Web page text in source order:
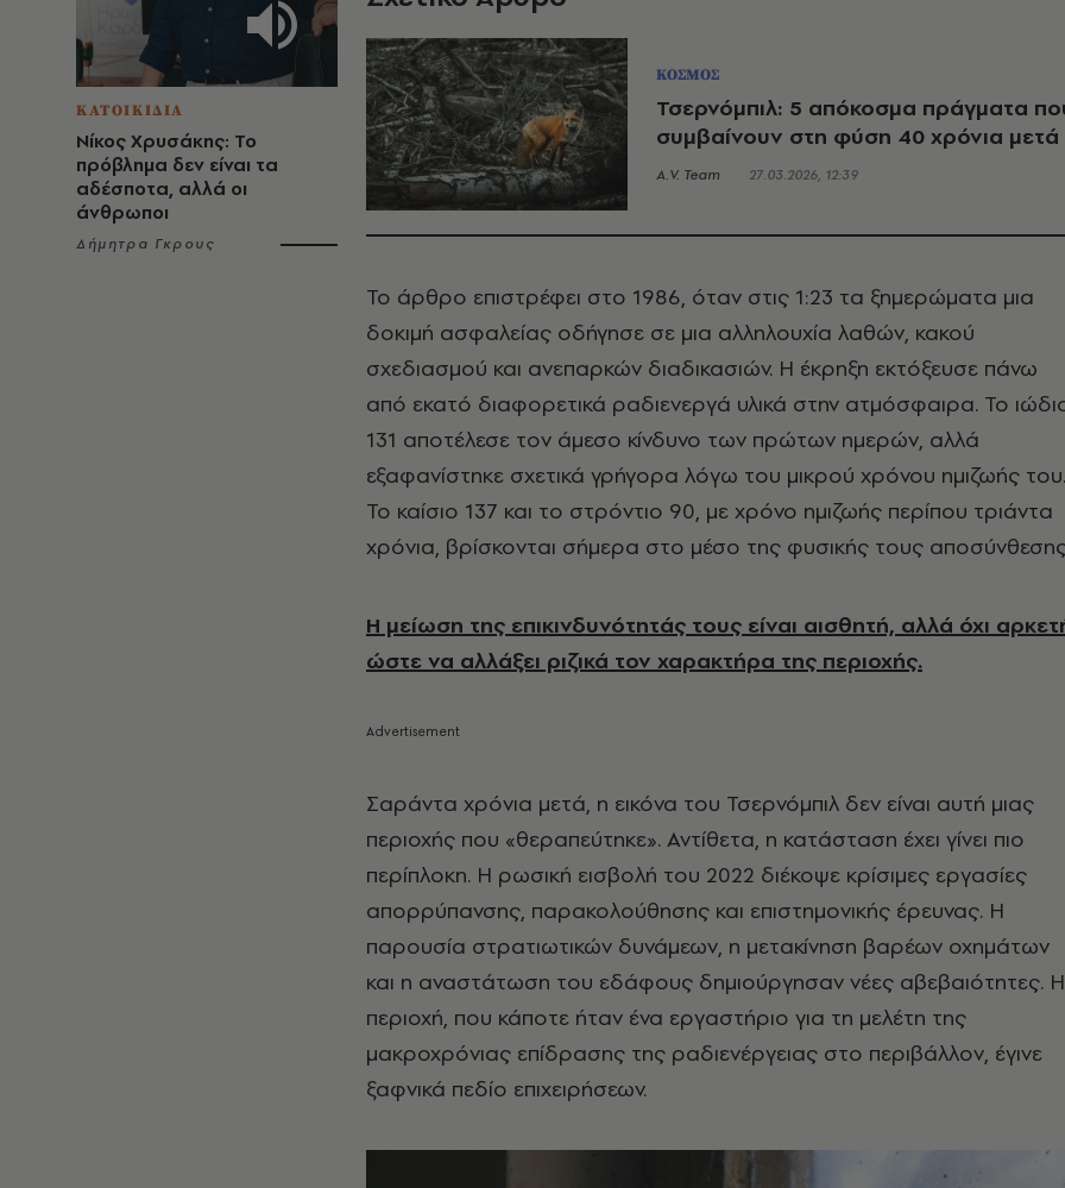
ΚΑΤΟΙΚΙΔΙΑ
Νίκος Χρυσάκης: Το
πρόβλημα δεν είναι τα
αδέσποτα, αλλά οι
άνθρωποι
Δήμητρα Γκρους
ΚΟΣΜΟΣ
Τσερνόμπιλ: 5 απόκοσμα πράγματα
συμβαίνουν στη φύση 40 χρόνια μετά
A.V. Team 27.03.2026, 12:39
Το άρθρο επιστρέφει στο 1986, όταν στις 1:23 τα ξημερώματα μια
δοκιμή ασφαλείας οδήγησε σε μια αλληλουχία λαθών, κακού
σχεδιασμού και ανεπαρκών διαδικασιών. Η έκρηξη εκτόξευσε πάνω
από εκατό διαφορετικά ραδιενεργά υλικά στην ατμόσφαιρα. Το
131 αποτέλεσε τον άμεσο κίνδυνο των πρώτων ημερών, αλλά
εξαφανίστηκε σχετικά γρήγορα λόγω του μικρού χρόνου ημιζωής του.
Το καίσιο 137 και το στρόντιο 90, με χρόνο ημιζωής περίπου τριάντα
χρόνια, βρίσκονται σήμερα στο μέσο της φυσικής τους
Η μείωση της επικινδυνότητάς τους είναι αισθητή, αλλά όχι
ώστε να αλλάξει ριζικά τον χαρακτήρα της περιοχής.
Σαράντα χρόνια μετά, η εικόνα του Τσερνόμπιλ δεν είναι αυτή μιας
περιοχής που «θεραπεύτηκε». Αντίθετα, η κατάσταση έχει γίνει πιο
περίπλοκη. Η ρωσική εισβολή του 2022 διέκοψε κρίσιμες εργασίες
απορρύπανσης, παρακολούθησης και επιστημονικής έρευνας. Η
παρουσία στρατιωτικών δυνάμεων, η μετακίνηση βαρέων οχημάτων
και η αναστάτωση του εδάφους δημιούργησαν νέες αβεβαιότητες. Η
περιοχή, που κάποτε ήταν ένα εργαστήριο για τη μελέτη της
μακροχρόνιας επίδρασης της ραδιενέργειας στο περιβάλλον, έγινε
ξαφνικά πεδίο επιχειρήσεων.